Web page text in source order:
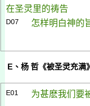
在圣灵里的祷告
D07 怎样明白神的
E 、杨 哲《被圣灵充满》
E01 为甚麽我们要